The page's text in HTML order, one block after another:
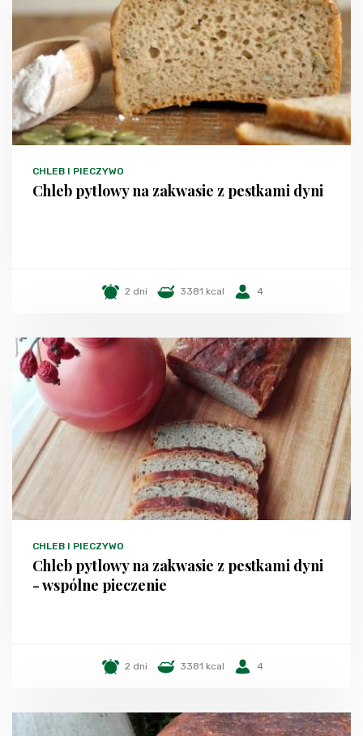
CHLEB I PIECZYWO
Chleb pytlowy na zakwasie z pestkami dyni
2 dni 3381 kcal 4
CHLEB I PIECZYWO
Chleb pytlowy na zakwasie z pestkami dyni
- wspólne pieczenie
2 dni 3381 kcal 4